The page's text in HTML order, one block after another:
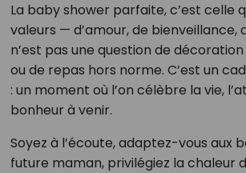
La baby shower parfaite, c’est celle
valeurs — d’amour, de bienveillance,
n’est pas une question de
ou de repas hors norme. C’est un
: un moment où l’on célèbre la vie,
bonheur à venir.
Soyez à l’écoute, adaptez-vous aux
future maman, privilégiez la chaleur